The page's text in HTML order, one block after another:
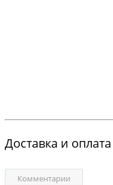
Доставка и оплата
Комментарии